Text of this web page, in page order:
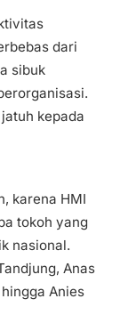
dari
sibuk
kepada
karena HMI
tokoh yang
nasional.
Anas
Anies